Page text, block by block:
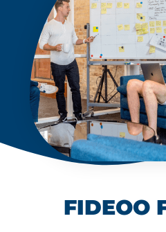
FIDEOO